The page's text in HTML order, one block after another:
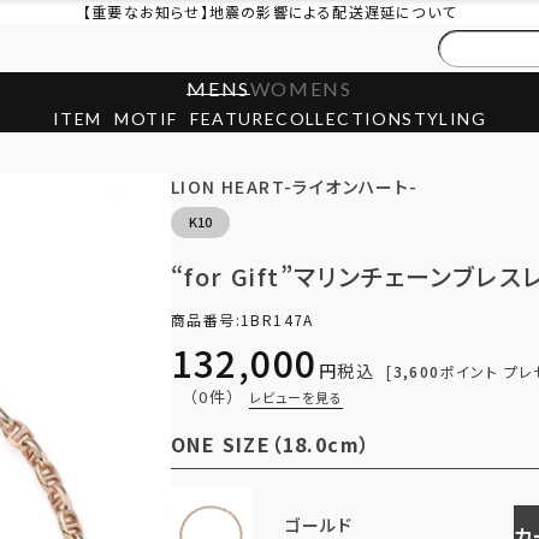
【重要なお知らせ】地震の影響による配送遅延について
MENSWOMENS
ITEM MOTIF FEATURECOLLECTIONSTYLING
LION HEART-ライオンハート-
K10
“for Gift”マリンチェーンブレス
商品番号 1BR147A
132,000 税込 3,600ポイント プレ
（0件） レビューを見る
ONE SIZE（18.0cm）
ゴールド